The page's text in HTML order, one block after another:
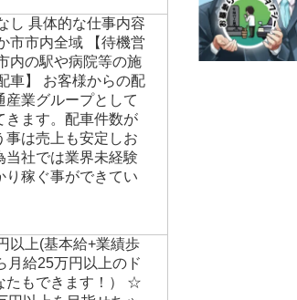
し 具体的な仕事内容
市内全域 【待機営
内の駅や病院等の施
】 お客様からの配
業グループとして
ます。配車件数が
は売上も安定しお
社では業界未経験
稼ぐ事ができてい